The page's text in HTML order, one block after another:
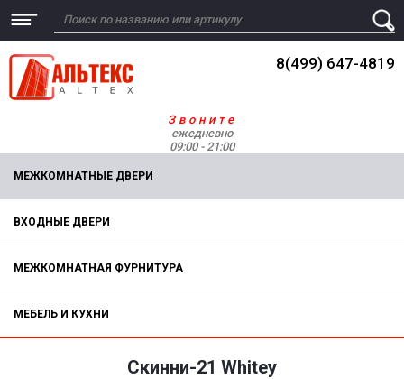
8(499) 647-4819
Звоните
ежедневно
09:00 - 21:00
МЕЖКОМНАТНЫЕ ДВЕРИ
ВХОДНЫЕ ДВЕРИ
МЕЖКОМНАТНАЯ ФУРНИТУРА
МЕБЕЛЬ И КУХНИ
Скинни-21 Whitey